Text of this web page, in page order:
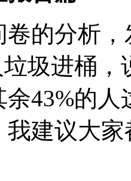
卷的分析
垃圾进桶
43%的
我建议大